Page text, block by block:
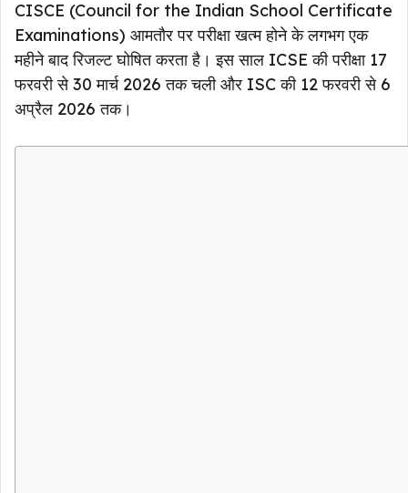
CISCE (Council for the Indian School Certificate
Examinations) आमतौर पर परीक्षा खत्म होने के लगभग एक
महीने बाद रिजल्ट घोषित करता है। इस साल ICSE की परीक्षा 17
फरवरी से 30 मार्च 2026 तक चली और ISC की 12 फरवरी से 6
अप्रैल 2026 तक।